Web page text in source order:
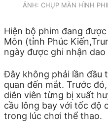
ẢNH: CHỤP MÀN HÌNH
Hiện bộ phim đang
Môn (tỉnh Phúc
ngày được ghi nhận
Đây không phải lần đầu
quan đến mắt. Trước
diễn viên từng bị xuất
cầu lông bay với tốc độ
trong lúc chơi thể thao.